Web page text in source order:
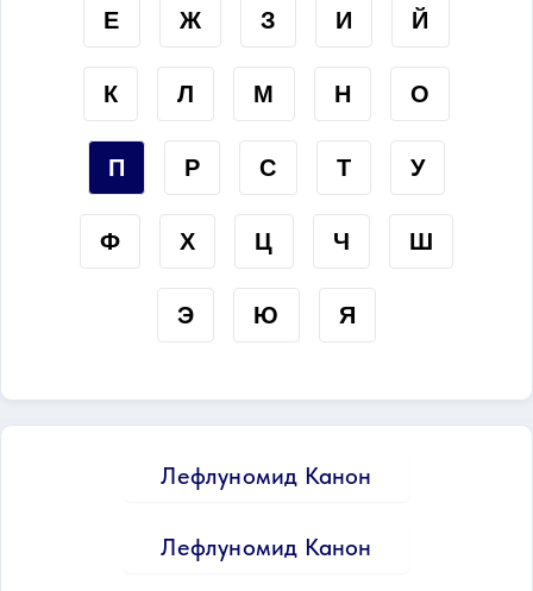
Е Ж З И Й
К Л М Н О
П Р С Т У
Ф Х Ц Ч Ш
Э Ю Я
Лефлуномид Канон
Лефлуномид Канон